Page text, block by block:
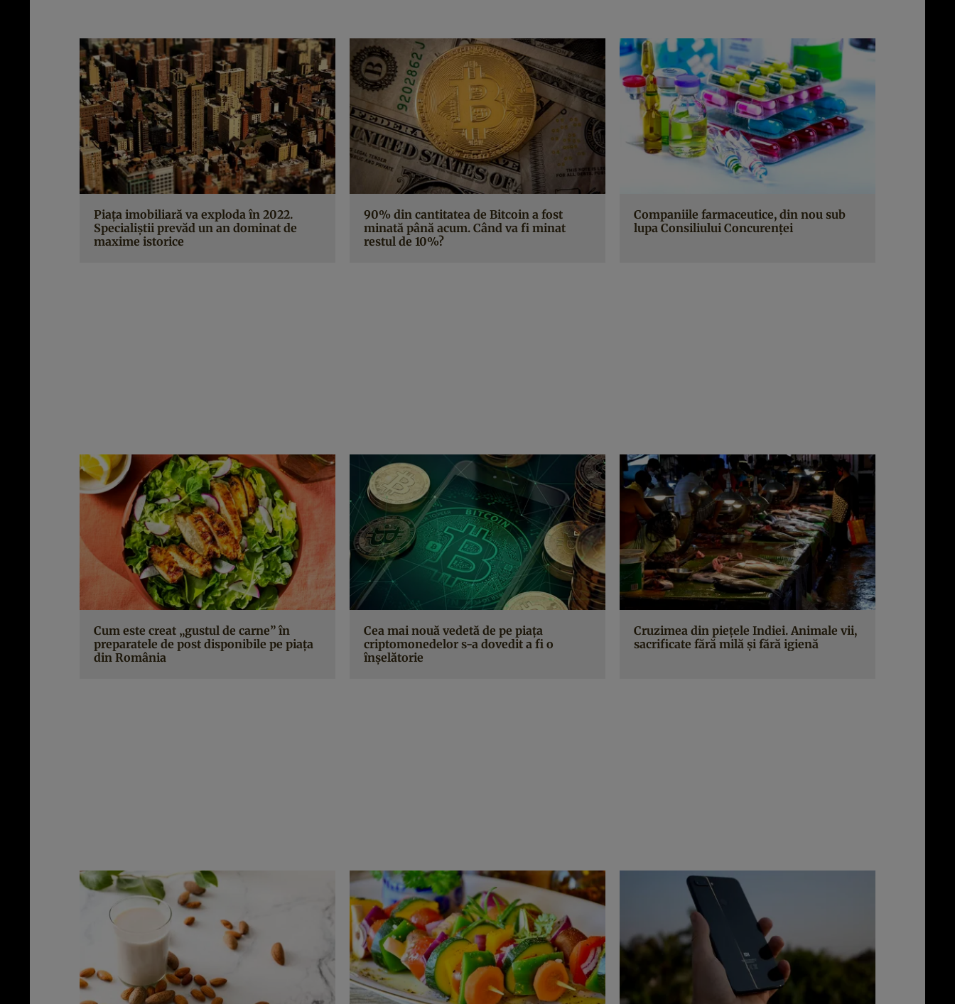
Piața imobiliară va exploda în 2022.
Specialiștii prevăd un an dominat de
maxime istorice
90% din cantitatea de Bitcoin a fost
minată până acum. Când va fi minat
restul de 10%?
Companiile farmaceutice, din nou sub
lupa Consiliului Concurenţei
Cum este creat „gustul de carne” în
preparatele de post disponibile pe piața
din România
Cea mai nouă vedetă de pe piaţa
criptomonedelor s-a dovedit a fi o
înşelătorie
Cruzimea din pieţele Indiei. Animale vii,
sacrificate fără milă şi fără igienă